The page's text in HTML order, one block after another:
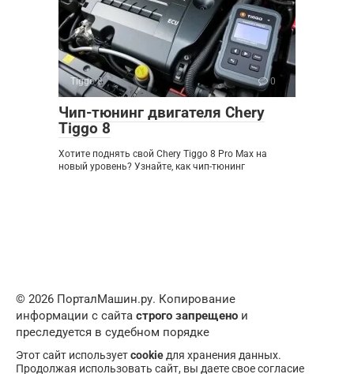
Tiggo 8 0
Чип-тюнинг двигателя Chery
Tiggo 8
Хотите поднять свой Chery Tiggo 8 Pro Max на
новый уровень? Узнайте, как чип-тюнинг
© 2026 ПорталМашин.ру. Копирование
информации с сайта строго запрещено и
преследуется в судебном порядке
Этот сайт используетcookie для хранения данных.
Продолжая использовать сайт, вы даете свое согласие